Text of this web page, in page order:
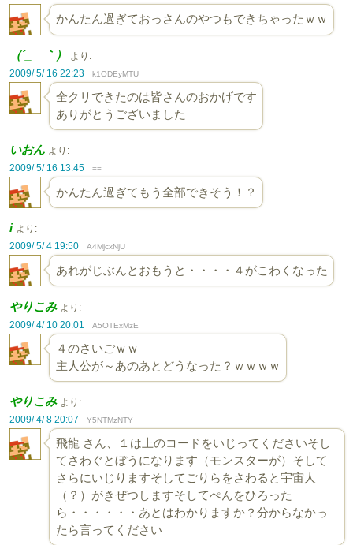
かんたん過ぎておっさんのやつもできちゃったｗｗ
（´_ゝ｀）
より:
2009/ 5/ 16 22:23
k1ODEyMTU
全クリできたのは皆さんのおかげです
ありがとうございました
いおん より:
2009/ 5/ 16 13:45
==
かんたん過ぎてもう全部できそう！？
i より:
2009/ 5/ 4 19:50
A4MjcxNjU
あれがじぶんとおもうと・・・・４がこわくなった
やりこみ より:
2009/ 4/ 10 20:01
A5OTExMzE
４のさいごｗｗ
主人公が～あのあとどうなった？ｗｗｗｗ
やりこみ より:
2009/ 4/ 8 20:07
Y5NTMzNTY
飛龍 さん、１は上のコードをいじってくださいそし
てさわぐとぼうになります（モンスターが）そして
さらにいじりますそしてごりらをさわると宇宙人
（？）がきぜつしますそしてぺんをひろった
ら・・・・・・あとはわかりますか？分からなかっ
たら言ってください